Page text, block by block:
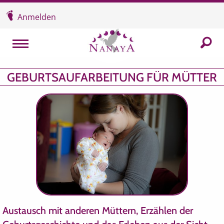
Überspringen und zum Inhalt
Anmelden
MENU In
GEBURTSAUFARBEITUNG FÜR MÜTTER
Austausch mit anderen Müttern, Erzählen der